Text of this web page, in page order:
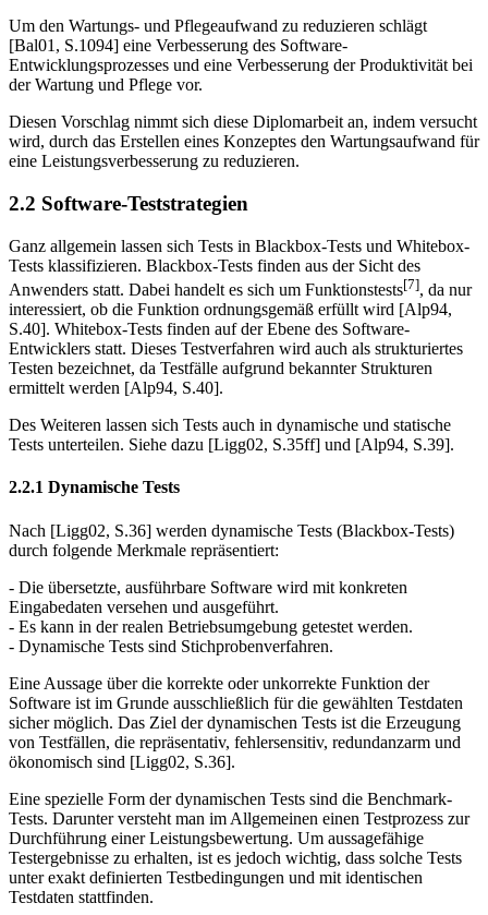
Um den Wartungs- und Pflegeaufwand zu reduzieren schlägt
[Bal01, S.1094] eine Verbesserung des Software-
Entwicklungsprozesses und eine Verbesse­rung der Produktivität bei
der Wartung und Pflege vor.
Diesen Vorschlag nimmt sich diese Diplomarbeit an, indem versucht
wird, durch das Erstellen eines Konzeptes den Wartungsaufwand für
eine Leistungsverbesserung zu reduzieren.
2.2 Software-Teststrategien
Ganz allgemein lassen sich Tests in Blackbox-Tests und Whitebox-
Tests klas­sifizieren. Blackbox-Tests finden aus der Sicht des
Anwenders statt. Dabei handelt es sich um Funktionstests[7], da nur
interessiert, ob die Funktion ordnungsgemäß erfüllt wird [Alp94,
S.40]. Whitebox-Tests fin­den auf der Ebene des Software-
Entwicklers statt. Dieses Testverfahren wird auch als strukturiertes
Testen bezeichnet, da Testfälle aufgrund bekannter Strukturen
ermittelt werden [Alp94, S.40].
Des Weiteren lassen sich Tests auch in dynamische und statische
Tests unterteilen. Siehe dazu [Ligg02, S.35ff] und [Alp94, S.39].
2.2.1 Dynamische Tests
Nach [Ligg02, S.36] werden dynamische Tests (Blackbox-Tests)
durch folgende Merkmale repräsentiert:
- Die übersetzte, ausführbare Software wird mit konkreten
Eingabedaten verse­hen und ausgeführt.
- Es kann in der realen Betriebsumgebung getestet werden.
- Dynamische Tests sind Stichprobenverfahren.
Eine Aussage über die korrekte oder unkorrekte Funktion der
Software ist im Grunde ausschließlich für die gewählten Testdaten
sicher möglich. Das Ziel der dynamischen Tests ist die Erzeugung
von Testfällen, die repräsentativ, fehlersensitiv, redundanzarm und
ökonomisch sind [Ligg02, S.36].
Eine spezielle Form der dynamischen Tests sind die Benchmark-
Tests. Darun­ter versteht man im Allgemeinen einen Testprozess zur
Durchführung einer Leistungsbewertung. Um aussagefähige
Testergebnisse zu erhalten, ist es je­doch wichtig, dass solche Tests
unter exakt definierten Testbedingungen und mit identischen
Testdaten stattfinden.